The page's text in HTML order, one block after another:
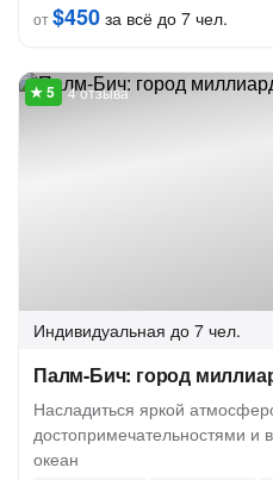
от$450 за всё до 7 чел.
4 отзыва
Индивидуальная до 7 чел.
Палм-Бич: город
Насладиться яркой
достопримечательностями и
океан